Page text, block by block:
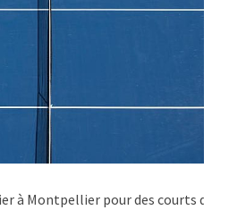
à Montpellier pour des courts de